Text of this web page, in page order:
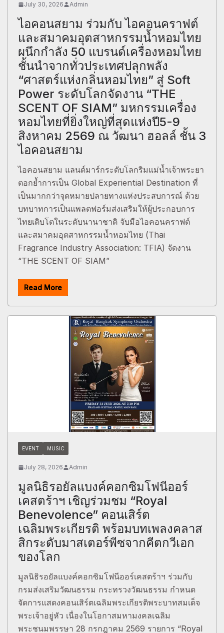
July 30, 2026 Admin
ไอคอนสยาม ร่วมกับ ไอคอนคราฟต์
และสมาคมอุตสาหกรรมน้ำหอมไทย
ผนึกกำลัง 50 แบรนด์เครื่องหอมไทย
ชั้นนำจากทั่วประเทศปลุกพลัง
“ศาสตร์แห่งกลิ่นหอมไทย” สู่ Soft
Power ระดับโลกจัดงาน “THE
SCENT OF SIAM” มหกรรมเครื่อง
หอมไทยที่ยิ่งใหญ่ที่สุดแห่งปี5-9
สิงหาคม 2569 ณ วัฒนา ฮอลล์ ชั้น 3
ไอคอนสยาม
ไอคอนสยาม แลนด์มาร์กระดับโลกริมแม่น้ำเจ้าพระยา
ตอกย้ำการเป็น Global Experiential Destination ที่
เป็นมากกว่าจุดหมายปลายทางแห่งประสบการณ์ ด้วย
บทบาทการเป็นแพลตฟอร์มส่งเสริมให้ผู้ประกอบการ
ไทยเติบโตในระดับนานาชาติ จับมือไอคอนคราฟต์
และสมาคมอุตสาหกรรมน้ำหอมไทย (Thai
Fragrance Industry Association: TFIA) จัดงาน
“THE SCENT OF SIAM”
Read More
EVENT MUSIC
July 28, 2026 Admin
มูลนิธิรอยัลแบงค์คอกซิมโฟนีออร์
เคสตร้าฯ เชิญร่วมชม “Royal
Benevolence” คอนเสิร์ต
เฉลิมพระเกียรติ พร้อมบทเพลงคลาส
สิกระดับมาสเตอร์พีซจากคีตกวีเอก
ของโลก
มูลนิธิรอยัลแบงค์คอกซิมโฟนีออร์เคสตร้าฯ ร่วมกับ
กรมส่งเสริมวัฒนธรรม กระทรวงวัฒนธรรม กำหนด
จัดการแสดงคอนเสิร์ตเฉลิมพระเกียรติพระบาทสมเด็จ
พระเจ้าอยู่หัว เนื่องในโอกาสมหามงคลเฉลิม
พระชนมพรรษา 28 กรกฎาคม 2569 รายการ “Royal